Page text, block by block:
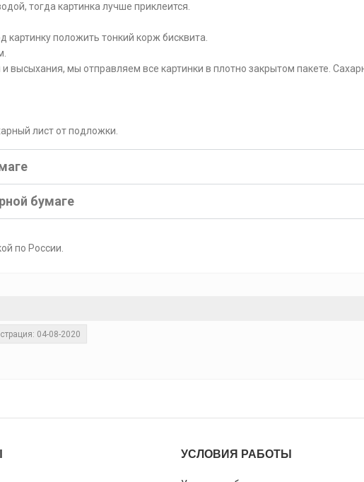
тогда картинка лучше приклеится.
картинку положить тонкий корж бисквита.
мы отправляем все картинки в плотно закрытом пакете.
лист от подложки.
бумаге
по России.
04-08-2020
УСЛОВИЯ РАБОТЫ